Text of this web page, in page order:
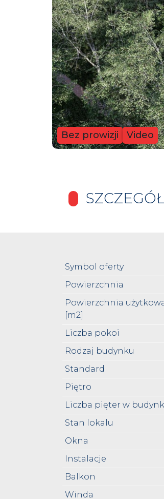
Bez prowizji Video
Symbol oferty
Powierzchnia
Powierzchnia
[m2]
Liczba pokoi
Rodzaj budynku
Standard
Piętro
Liczba pięter w
Stan lokalu
Okna
Instalacje
Balkon
Winda